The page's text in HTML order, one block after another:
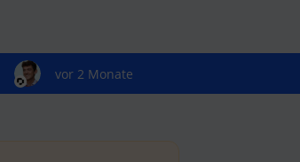
vor 2 Monate